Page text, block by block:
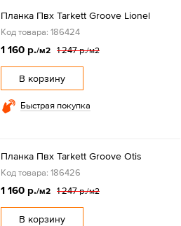
Планка Пвх Tarkett Groove Lionel
Код товара: 186424
1 160 р./м2 1 247 р./м2
В корзину
Быстрая покупка
Планка Пвх Tarkett Groove Otis
Код товара: 186426
1 160 р./м2 1 247 р./м2
В корзину